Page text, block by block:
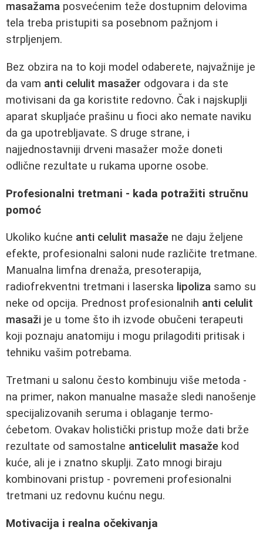
masažama posvećenim teže dostupnim delovima
tela treba pristupiti sa posebnom pažnjom i
strpljenjem.
Bez obzira na to koji model odaberete, najvažnije je
da vam anti celulit masažer odgovara i da ste
motivisani da ga koristite redovno. Čak i najskuplji
aparat skupljaće prašinu u fioci ako nemate naviku
da ga upotrebljavate. S druge strane, i
najjednostavniji drveni masažer može doneti
odlične rezultate u rukama uporne osobe.
Profesionalni tretmani - kada potražiti stručnu
pomoć
Ukoliko kućne anti celulit masaže ne daju željene
efekte, profesionalni saloni nude različite tretmane.
Manualna limfna drenaža, presoterapija,
radiofrekventni tretmani i laserska lipoliza samo su
neke od opcija. Prednost profesionalnih anti celulit
masaži je u tome što ih izvode obučeni terapeuti
koji poznaju anatomiju i mogu prilagoditi pritisak i
tehniku vašim potrebama.
Tretmani u salonu često kombinuju više metoda -
na primer, nakon manualne masaže sledi nanošenje
specijalizovanih seruma i oblaganje termo-
ćebetom. Ovakav holistički pristup može dati brže
rezultate od samostalne anticelulit masaže kod
kuće, ali je i znatno skuplji. Zato mnogi biraju
kombinovani pristup - povremeni profesionalni
tretmani uz redovnu kućnu negu.
Motivacija i realna očekivanja